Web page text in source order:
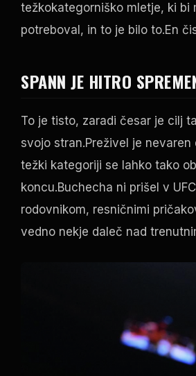
težkokategorniško mletje, ki bi
potreboval, in to je bilo to.En
SPANN JE HITRO
To je tisto, zaradi česar je cilj
svojo stran.Preživel je
težki kategoriji se lahko tako
koncu.Buchecha ni prišel v UFC
rodovnikom, resničnimi
vedno nekje daleč nad